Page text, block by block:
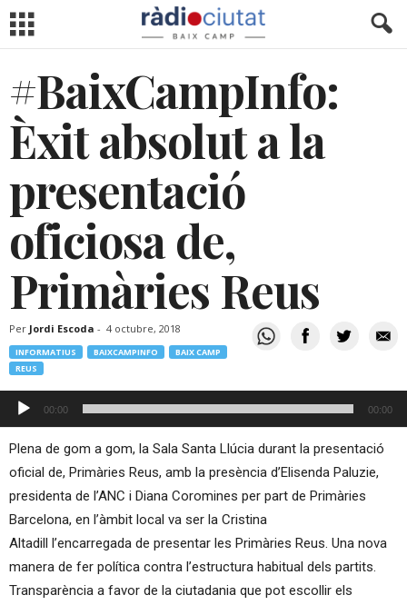
#BaixCampInfo:
Èxit absolut a la
presentació
oficiosa de,
Primàries Reus
Per Jordi Escoda - 4 octubre, 2018
INFORMATIUS BAIXCAMPINFO
BAIX CAMP
REUS
Reproductor
d'àudio
00:00 00:00
Plena de gom a gom, la Sala Santa Llúcia durant la presentació
oficial de, Primàries Reus, amb la presència d’Elisenda Paluzie,
presidenta de l’ANC i Diana Coromines per part de Primàries
Barcelona, en l’àmbit local va ser la Cristina
Altadill l’encarregada de presentar les Primàries Reus. Una nova
manera de fer política contra l’estructura habitual dels partits.
Transparència a favor de la ciutadania que pot escollir els